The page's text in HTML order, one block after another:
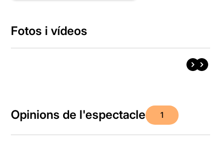
Fotos i vídeos
Opinions de l'espectacle 1